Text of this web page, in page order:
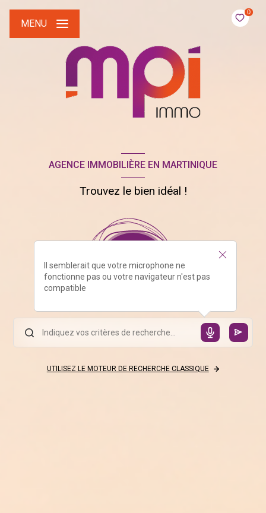
0
MENU
AGENCE IMMOBILIÈRE EN MARTINIQUE
Trouvez le bien idéal !
Il semblerait que votre microphone ne
fonctionne pas ou votre navigateur n'est pas
compatible
UTILISEZ LE MOTEUR DE RECHERCHE CLASSIQUE